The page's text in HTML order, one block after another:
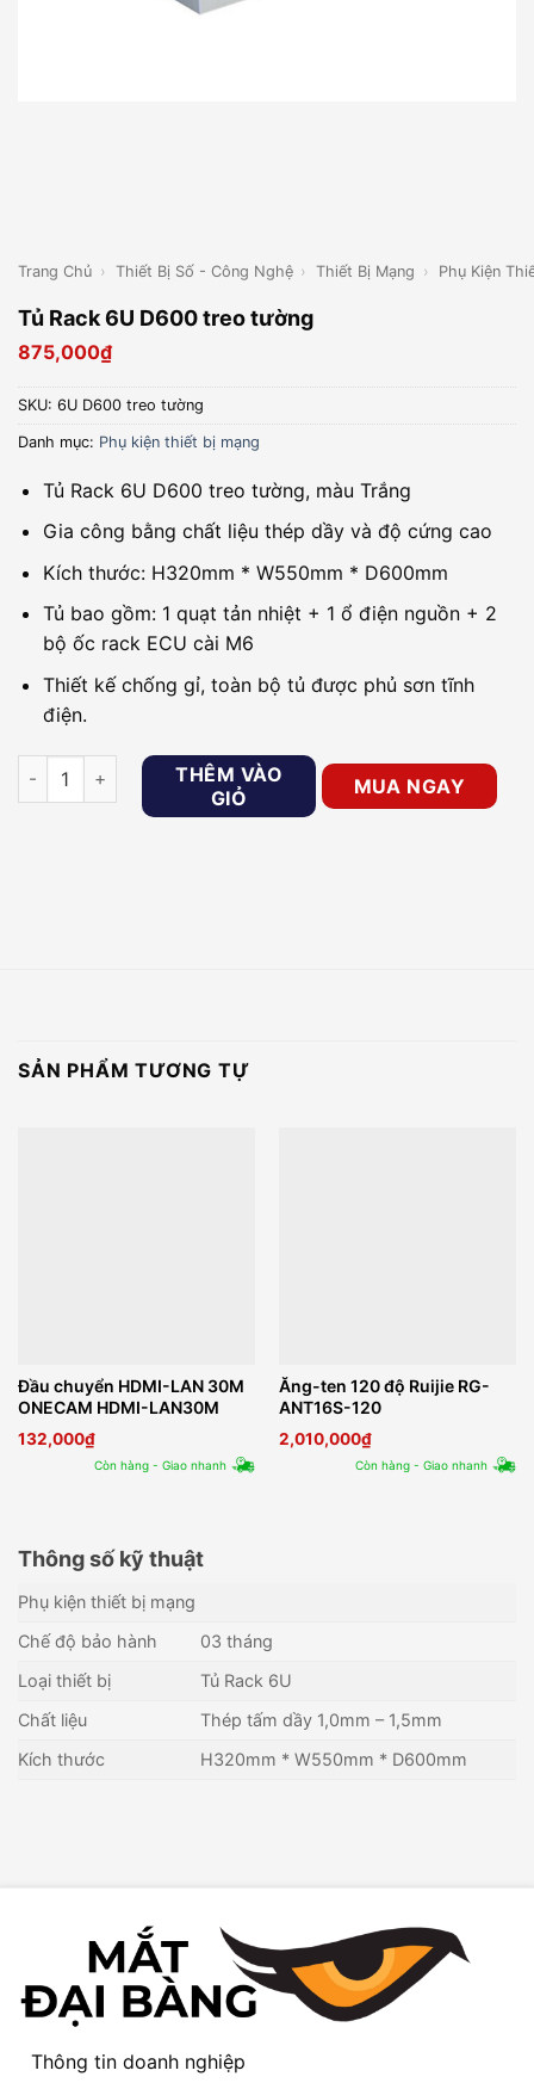
Trang Chủ › Thiết Bị Số - Công Nghệ › Thiết Bị Mạng › Phụ Kiện
Tủ Rack 6U D600 treo tường
875,000₫
SKU: 6U D600 treo tường
Danh mục: Phụ kiện thiết bị mạng
Tủ Rack 6U D600 treo tường, màu Trắng
Gia công bằng chất liệu thép dầy và độ cứng cao
Kích thước: H320mm * W550mm * D600mm
Tủ bao gồm: 1 quạt tản nhiệt + 1 ổ điện nguồn + 2
bộ ốc rack ECU cài M6
Thiết kế chống gỉ, toàn bộ tủ được phủ sơn tĩnh
điện.
Tủ Rack 6U D600 treo tường số lượng
THÊM VÀO
GIỎ
MUA NGAY
SẢN PHẨM TƯƠNG TỰ
Đầu chuyển HDMI-LAN 30M
ONECAM HDMI-LAN30M
132,000₫
Còn hàng - Giao nhanh
Ăng-ten 120 độ Ruijie RG-
ANT16S-120
2,010,000₫
Còn hàng - Giao nhanh
Thông số kỹ thuật
Phụ kiện thiết bị mạng
Chế độ bảo hành
03 tháng
Loại thiết bị
Tủ Rack 6U
Chất liệu
Thép tấm dầy 1,0mm – 1,5mm
Kích thước
H320mm * W550mm * D600mm
Thông tin doanh nghiệp